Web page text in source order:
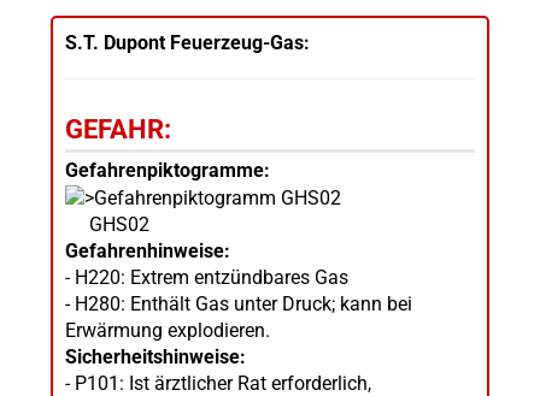
S.T. Dupont Feuerzeug-Gas:
GEFAHR:
Gefahrenpiktogramme:
GHS02
Gefahrenhinweise:
- H220: Extrem entzündbares Gas
- H280: Enthält Gas unter Druck; kann bei
Erwärmung explodieren.
Sicherheitshinweise:
- P101: Ist ärztlicher Rat erforderlich,